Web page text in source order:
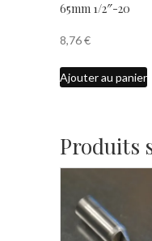
65mm 1/2″-20
8,76€
Ajouter au panier
Produits